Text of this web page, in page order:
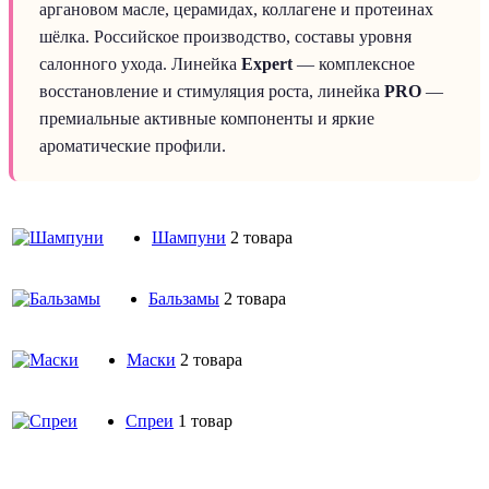
аргановом масле, церамидах, коллагене и протеинах
шёлка. Российское производство, составы уровня
салонного ухода. Линейка Expert — комплексное
восстановление и стимуляция роста, линейка PRO —
премиальные активные компоненты и яркие
ароматические профили.
Шампуни 2 товара
Бальзамы 2 товара
Маски 2 товара
Спреи 1 товар